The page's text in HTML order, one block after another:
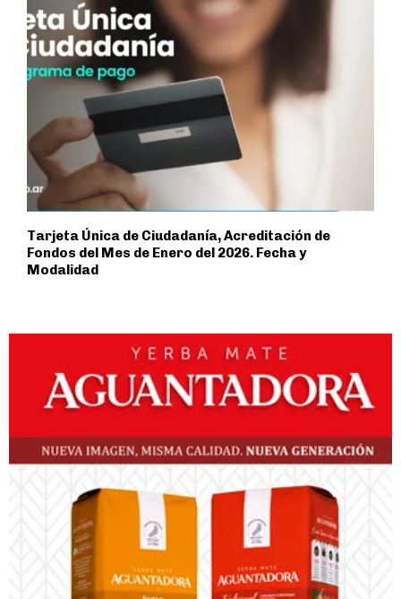
Tarjeta Única de Ciudadanía, Acreditación de
Fondos del Mes de Enero del 2026. Fecha y
Modalidad